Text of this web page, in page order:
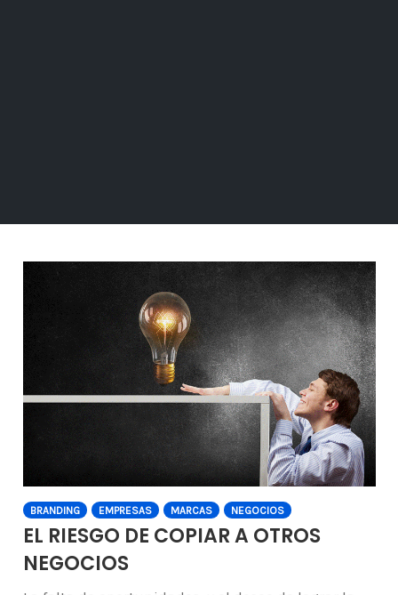
BRANDING EMPRESAS MARCAS NEGOCIOS
EL RIESGO DE COPIAR A OTROS
NEGOCIOS